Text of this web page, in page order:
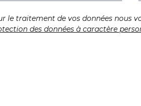
le traitement de vos données nous
des données à caractère